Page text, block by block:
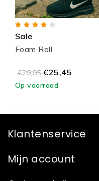
Sale
Foam Roll
€29,95 €25,45
Op voorraad
Klantenservice
Mijn account